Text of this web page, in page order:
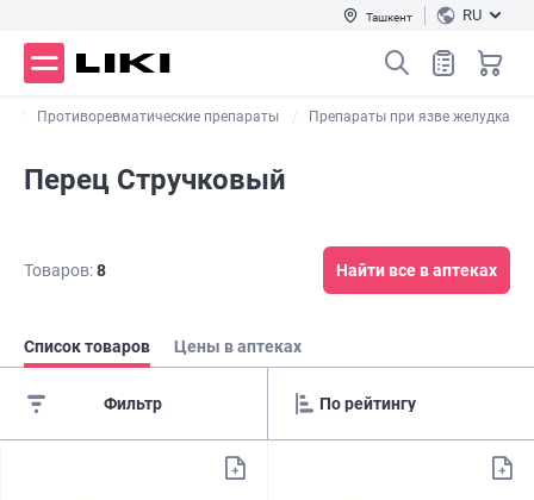
Ташкент RU
Противоревматические препараты Препараты при язве желудка
Перец Стручковый
Товаров:8 Найти все в аптеках
Список товаров Цены в аптеках
Фильтр